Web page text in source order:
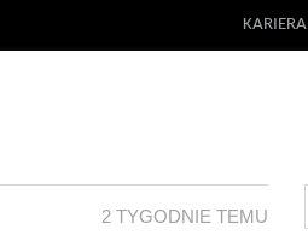
KARIERA
2 TYGODNIE TEMU